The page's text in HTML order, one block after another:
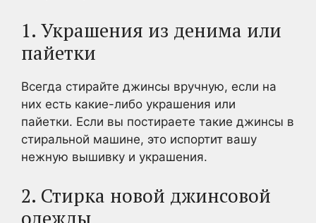
1. Украшения из денима или
пайетки
Всегда стирайте джинсы вручную, если на
них есть какие-либо украшения или
пайетки. Если вы постираете такие джинсы в
стиральной машине, это испортит вашу
нежную вышивку и украшения.
2. Стирка новой джинсовой
одежды